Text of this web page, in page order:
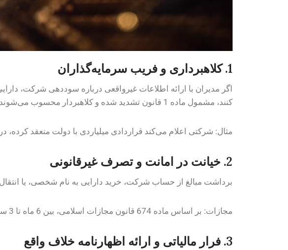
1. کلاهبرداری و فریب سرمایه‌گذاران
اگر مدیران با ارائه اطلاعات غیرواقعی درباره سوددهی شرکت،
کنند، مشمول ماده 1 قانون تشدید شده و کلاهبردار محسوب می‌شوند.
مثال: شرکتی اعلام می‌کند قراردادی میلیاردی با دولت منعقد
2. خیانت در امانت و تصرف غیرقانونی
برداشت مبالغ از حساب شرکت، خرید دارایی به نام شخصی، یا
مجازات: بر اساس ماده 674 قانون مجازات اسلامی، بین 6 ماه تا 3 سال حبس.
3. فرار مالیاتی و ارائه اظهارنامه خلاف واقع